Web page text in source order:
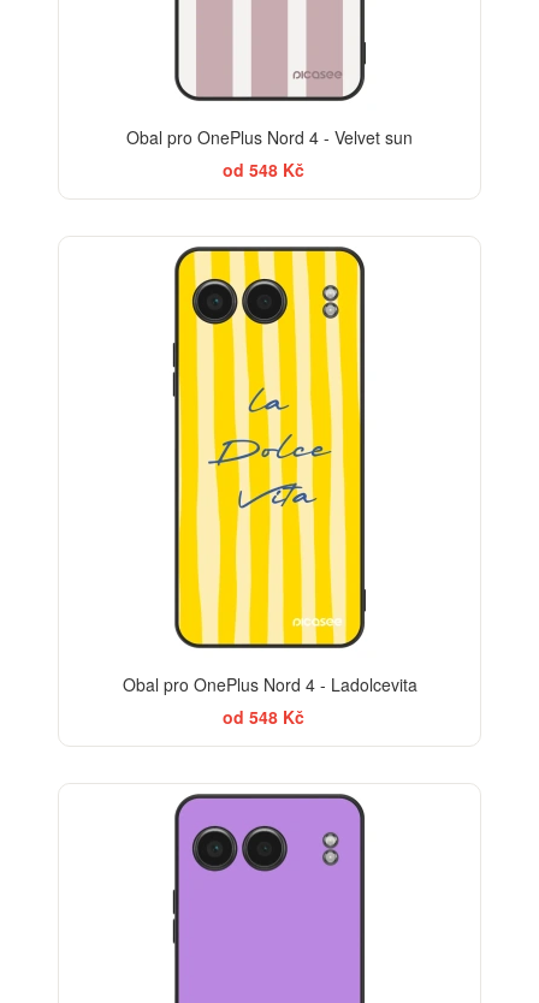
Obal pro OnePlus Nord 4 - Velvet sun
od 548 Kč
Obal pro OnePlus Nord 4 - Ladolcevita
od 548 Kč